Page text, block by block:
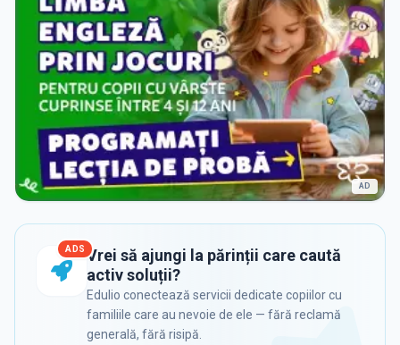
AD
ADS Vrei să ajungi la părinții care caută
activ soluții?
Edulio conectează servicii dedicate copiilor cu
familiile care au nevoie de ele — fără reclamă
generală, fără risipă.